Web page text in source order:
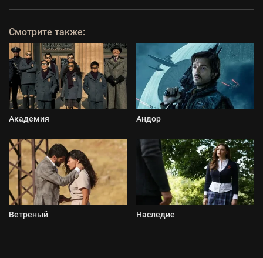
Смотрите также:
Академия Андор
Ветреный Наследие